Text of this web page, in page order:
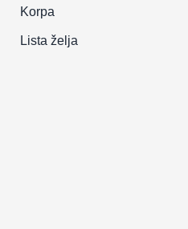
Korpa
Lista želja